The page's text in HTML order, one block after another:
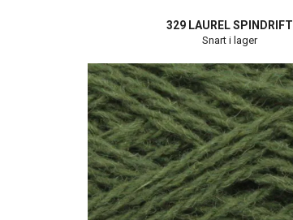
329 LAUREL SPINDRIFT
Snart i lager